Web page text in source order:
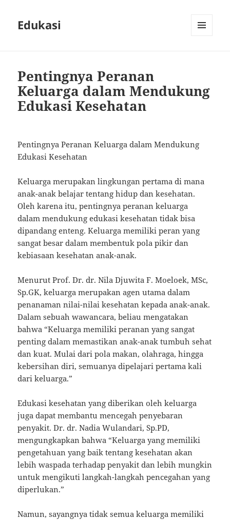
Edukasi
Pentingnya Peranan
Keluarga dalam Mendukung
Edukasi Kesehatan
Pentingnya Peranan Keluarga dalam Mendukung
Edukasi Kesehatan
Keluarga merupakan lingkungan pertama di mana
anak-anak belajar tentang hidup dan kesehatan.
Oleh karena itu, pentingnya peranan keluarga
dalam mendukung edukasi kesehatan tidak bisa
dipandang enteng. Keluarga memiliki peran yang
sangat besar dalam membentuk pola pikir dan
kebiasaan kesehatan anak-anak.
Menurut Prof. Dr. dr. Nila Djuwita F. Moeloek, MSc,
Sp.GK, keluarga merupakan agen utama dalam
penanaman nilai-nilai kesehatan kepada anak-anak.
Dalam sebuah wawancara, beliau mengatakan
bahwa “Keluarga memiliki peranan yang sangat
penting dalam memastikan anak-anak tumbuh sehat
dan kuat. Mulai dari pola makan, olahraga, hingga
kebersihan diri, semuanya dipelajari pertama kali
dari keluarga.”
Edukasi kesehatan yang diberikan oleh keluarga
juga dapat membantu mencegah penyebaran
penyakit. Dr. dr. Nadia Wulandari, Sp.PD,
mengungkapkan bahwa “Keluarga yang memiliki
pengetahuan yang baik tentang kesehatan akan
lebih waspada terhadap penyakit dan lebih mungkin
untuk mengikuti langkah-langkah pencegahan yang
diperlukan.”
Namun, sayangnya tidak semua keluarga memiliki